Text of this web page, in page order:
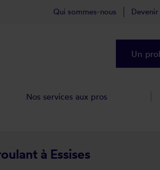
à Essises
Qui sommes-nous
Un
Nos services aux pros